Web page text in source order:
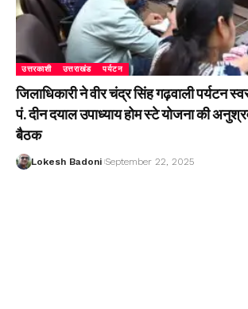
उत्तरकाशी उत्तराखंड पर्यटन
जिलाधिकारी ने वीर चंद्र सिंह गढ़वाली पर्यटन
पं. दीन दयाल उपाध्याय होम स्टे योजना की
बैठक
Lokesh Badoni September 22, 2025